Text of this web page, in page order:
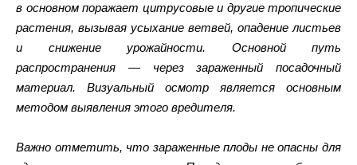
в основном поражает цитрусовые и другие тропические
растения, вызывая усыхание ветвей, опадение листьев
и снижение урожайности. Основной путь
распространения — через зараженный посадочный
материал. Визуальный осмотр является основным
методом выявления этого вредителя.
Важно отметить, что зараженные плоды не опасны для